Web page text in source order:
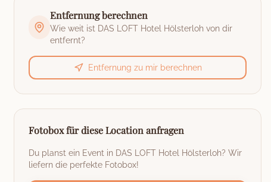
Entfernung berechnen
Wie weit ist DAS LOFT Hotel Hölsterlohvon dir
entfernt?
Entfernung zu mir berechnen
Fotobox für diese Location anfragen
Du planst ein Event in DAS LOFT Hotel Hölsterloh? Wir
liefern die perfekte Fotobox!